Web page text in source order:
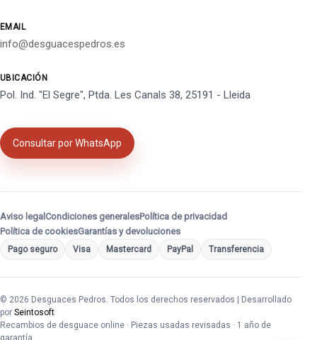
EMAIL
info@desguacespedros.es
UBICACIÓN
Pol. Ind. "El Segre", Ptda. Les Canals 38, 25191 - Lleida
Consultar por WhatsApp
Aviso legal Condiciones generalesPolítica de privacidad
Política de cookiesGarantías y devoluciones
Pago seguro Visa Mastercard PayPal Transferencia
© 2026 Desguaces Pedros. Todos los derechos reservados | Desarrollado
por Seintosoft
Recambios de desguace online · Piezas usadas revisadas · 1 año de
garantía